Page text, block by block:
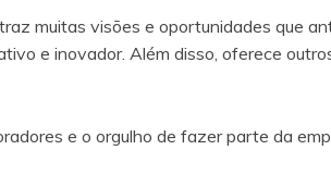
muitas visões e oportunidades que
e inovador. Além disso, oferece
e o orgulho de fazer parte da